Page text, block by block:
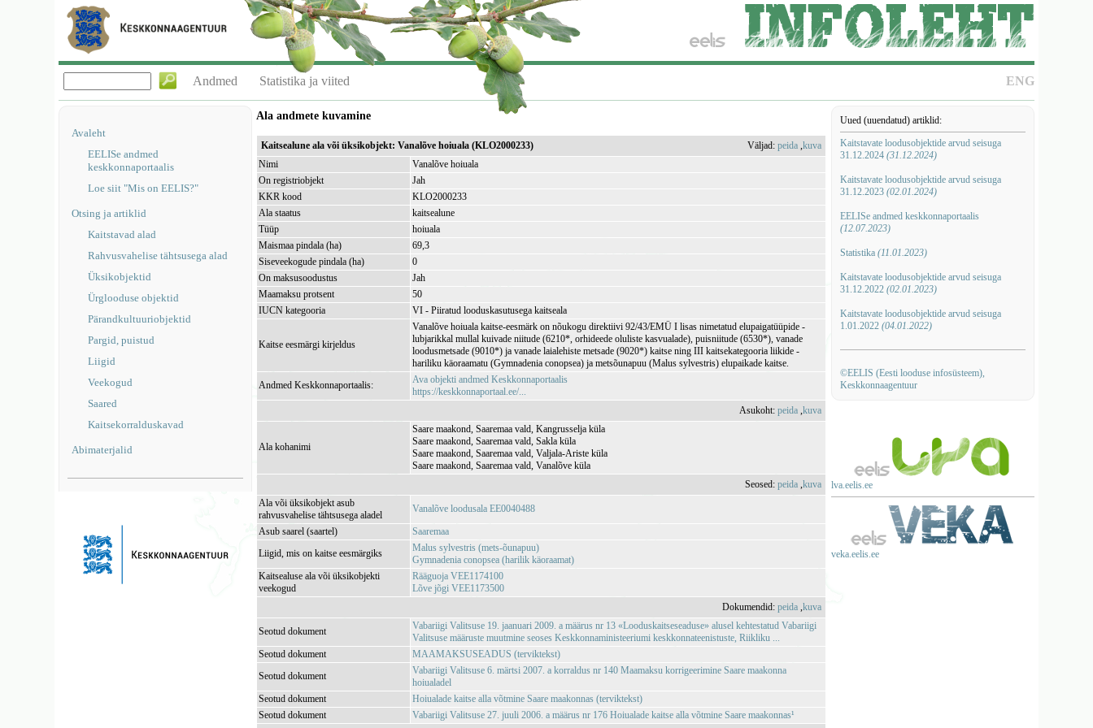
ENG
Andmed Statistika ja viited
Avaleht
EELISe andmed
keskkonnaportaalis
Loe siit "Mis on EELIS?"
Otsing ja artiklid
Kaitstavad alad
Rahvusvahelise tähtsusega alad
Üksikobjektid
Ürglooduse objektid
Pärandkultuuriobjektid
Pargid, puistud
Liigid
Veekogud
Saared
Kaitsekorralduskavad
Abimaterjalid
Uued (uuendatud) artiklid:
Kaitstavate loodusobjektide arvud seisuga
31.12.2024 (31.12.2024)
Kaitstavate loodusobjektide arvud seisuga
31.12.2023 (02.01.2024)
EELISe andmed keskkonnaportaalis
(12.07.2023)
Statistika (11.01.2023)
Kaitstavate loodusobjektide arvud seisuga
31.12.2022 (02.01.2023)
Kaitstavate loodusobjektide arvud seisuga
1.01.2022 (04.01.2022)
©EELIS (Eesti looduse infosüsteem),
Keskkonnaagentuur
lva.eelis.ee
veka.eelis.ee
Ala andmete kuvamine
Kaitsealune ala või üksikobjekt: Vanalõve hoiuala (KLO2000233) Väljad:peida ,kuva
Nimi
Vanalõve hoiuala
On registriobjekt
Jah
KKR kood
KLO2000233
Ala staatus
kaitsealune
Tüüp
hoiuala
Maismaa pindala (ha)
69,3
Siseveekogude pindala (ha)
0
On maksusoodustus
Jah
Maamaksu protsent
50
IUCN kategooria
VI - Piiratud looduskasutusega kaitseala
Kaitse eesmärgi kirjeldus
Vanalõve hoiuala kaitse-eesmärk on nõukogu direktiivi 92/43/EMÜ I lisas nimetatud elupaigatüüpide -
lubjarikkal mullal kuivade niitude (6210*, orhideede oluliste kasvualade), puisniitude (6530*), vanade
loodusmetsade (9010*) ja vanade laialehiste metsade (9020*) kaitse ning III kaitsekategooria liikide -
hariliku käoraamatu (Gymnadenia conopsea) ja metsõunapuu (Malus sylvestris) elupaikade kaitse.
Andmed Keskkonnaportaalis:
Ava objekti andmed Keskkonnaportaalis
https://keskkonnaportaal.ee/...
Asukoht:peida ,kuva
Ala kohanimi
Saare maakond, Saaremaa vald, Kangrusselja küla
Saare maakond, Saaremaa vald, Sakla küla
Saare maakond, Saaremaa vald, Valjala-Ariste küla
Saare maakond, Saaremaa vald, Vanalõve küla
Seosed:peida ,kuva
Ala või üksikobjekt asub
rahvusvahelise tähtsusega aladel
Vanalõve loodusala EE0040488
Asub saarel (saartel)
Saaremaa
Liigid, mis on kaitse eesmärgiks
Malus sylvestris (mets-õunapuu)
Gymnadenia conopsea (harilik käoraamat)
Kaitsealuse ala või üksikobjekti
veekogud
Rääguoja VEE1174100
Lõve jõgi VEE1173500
Dokumendid:peida ,kuva
Seotud dokument
Vabariigi Valitsuse 19. jaanuari 2009. a määrus nr 13 «Looduskaitseseaduse» alusel kehtestatud Vabariigi
Valitsuse määruste muutmine seoses Keskkonnaministeeriumi keskkonnateenistuste, Riikliku ...
Seotud dokument
MAAMAKSUSEADUS (terviktekst)
Seotud dokument
Vabariigi Valitsuse 6. märtsi 2007. a korraldus nr 140 Maamaksu korrigeerimine Saare maakonna
hoiualadel
Seotud dokument
Hoiualade kaitse alla võtmine Saare maakonnas (terviktekst)
Seotud dokument
Vabariigi Valitsuse 27. juuli 2006. a määrus nr 176 Hoiualade kaitse alla võtmine Saare maakonnas¹